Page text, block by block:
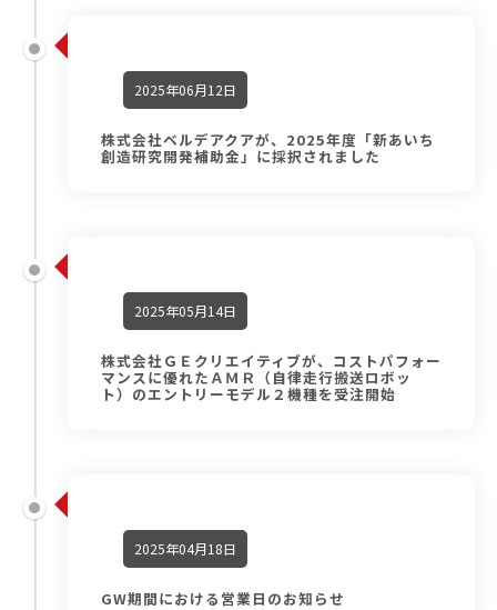
2025年06月12日
株式会社ベルデアクアが、2025年度「新あいち
創造研究開発補助金」に採択されました
2025年05月14日
株式会社ＧＥクリエイティブが、コストパフォー
マンスに優れたＡＭＲ（自律走行搬送ロボッ
ト）のエントリーモデル２機種を受注開始
2025年04月18日
GW期間における営業日のお知らせ